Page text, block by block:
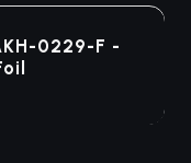
0229-F -